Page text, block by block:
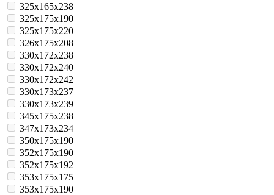
325x165x238
325x175x190
325x175x220
326x175x208
330x172x238
330x172x240
330x172x242
330x173x237
330x173x239
345x175x238
347x173x234
350x175x190
352x175x190
352x175x192
353x175x175
353x175x190